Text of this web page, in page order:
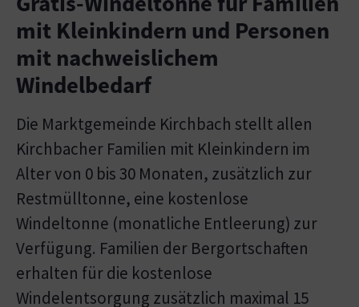
mit Kleinkindern und Personen
mit nachweislichem
Windelbedarf
Die Marktgemeinde Kirchbach stellt allen
Kirchbacher Familien mit Kleinkindern im
Alter von 0 bis 30 Monaten, zusätzlich zur
Restmülltonne, eine kostenlose
Windeltonne (monatliche Entleerung) zur
Verfügung. Familien der Bergortschaften
erhalten für die kostenlose
Windelentsorgung zusätzlich maximal 15